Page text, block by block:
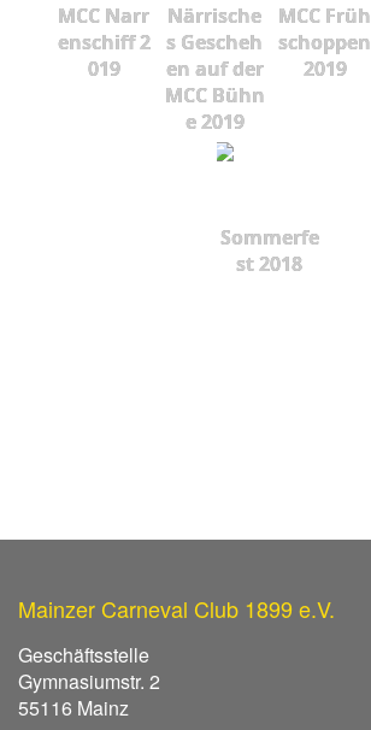
MCC Narr
enschiff 2
019
Närrische
s Gescheh
en auf der
MCC Bühn
e 2019
MCC Früh
schoppen
2019
Sommerfe
st 2018
Mainzer Carneval Club 1899 e.V.
Geschäftsstelle
Gymnasiumstr. 2
55116 Mainz